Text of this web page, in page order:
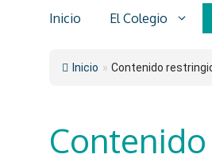
Inicio El Colegio
Inicio » Contenido